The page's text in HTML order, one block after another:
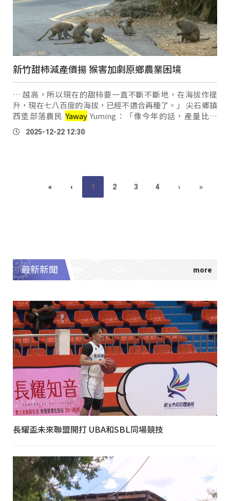
新竹甜柿減產價揚 猴害加劇原鄉農業困境
… 越高，所以現在的甜柿要一直不斷不斷地，在海拔作提
升，現在七八百度的海拔，已經不適合再種了。」 尖石鄉鎮
西堡部落農民 YawayYuming：「像今年的話，產量比較
少，就可以採到兩個月到（明年）一月還有，可是目前現在
這樣子看今年，產量沒有那麼多，可能也是 …
2025-12-22 12:30
« ‹ 1 2 3 4 › »
最新新聞
長耀盃未來聯盟開打 UBA和SBL同場競技